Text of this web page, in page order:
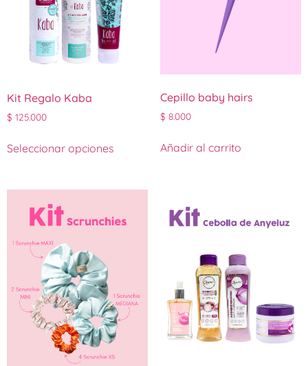
Kit Regalo Kaba
$ 125.000
Seleccionar opciones
Cepillo baby hairs
$ 8.000
Añadir al carrito